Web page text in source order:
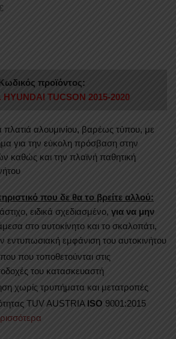
προϊόντος:
HYUNDAI TUCSON 2015-2020
αλουμινίου, βαρέως τύπου, με
για την εύκολη πρόσβαση στην
καθώς και την πλαϊνή παθητική
που δε θα το βρείτε αλλού:
ειδικά σχεδιασμένο, για να μην
στο αυτοκίνητο και το σκαλοπάτι,
εντυπωσιακή εμφάνιση του αυτοκινήτου
που τοποθετούνται στις
του κατασκευαστή
χωρίς τρυπήματα και μετατροπές
TUV AUSTRIA ISO 9001:2015